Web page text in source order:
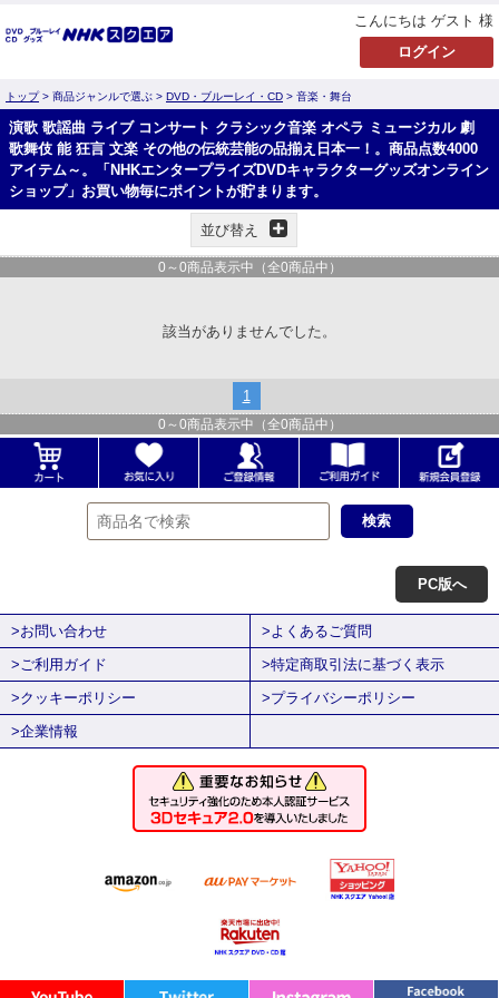
こんにちは ゲスト 様
トップ> 商品ジャンルで選ぶ > DVD・ブルーレイ・CD > 音楽・舞台
演歌 歌謡曲 ライブ コンサート クラシック音楽 オペラ ミュージカル 劇
歌舞伎 能 狂言 文楽 その他の伝統芸能の品揃え日本一！。商品点数4000
アイテム～。「NHKエンタープライズDVDキャラクターグッズオンライン
ショップ」お買い物毎にポイントが貯まります。
並び替え
0 ～ 0商品表示中（全0商品中）
該当がありませんでした。
1
0 ～ 0商品表示中（全0商品中）
PC版へ
>お問い合わせ
>よくあるご質問
>ご利用ガイド
>特定商取引法に基づく表示
>クッキーポリシー
>プライバシーポリシー
>企業情報